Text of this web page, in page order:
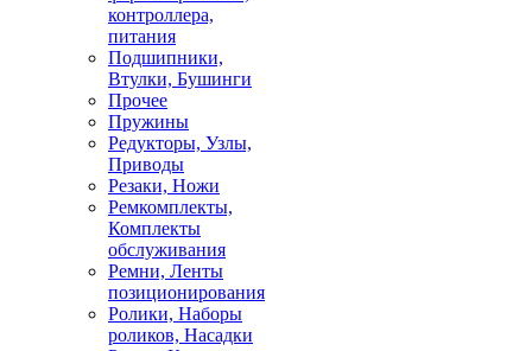
контроллера,
питания
Подшипники,
Втулки, Бушинги
Прочее
Пружины
Редукторы, Узлы,
Приводы
Резаки, Ножи
Ремкомплекты,
Комплекты
обслуживания
Ремни, Ленты
позиционирования
Ролики, Наборы
роликов, Насадки